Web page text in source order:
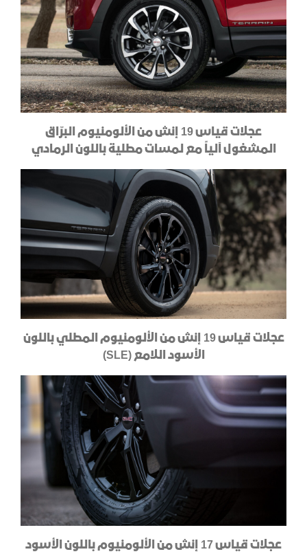
عجلات قياس 19 إنش من الألومنيوم البرّاق
المشغول آلياً مع لمسات مطلية باللون الرمادي
عجلات قياس 19 إنش من الألومنيوم المطلي باللون
الأسود اللامع (SLE)
عجلات قياس 17 إنش من الألومنيوم باللون الأسود